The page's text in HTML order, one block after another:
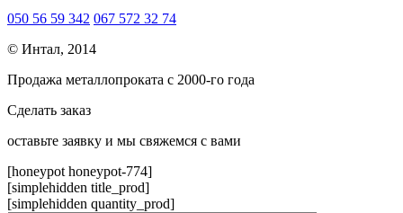
050 56 59 342 067 572 32 74
© Интал, 2014
Продажа металлопроката с 2000-го года
Сделать заказ
оcтавьте заявку и мы свяжемся с вами
[honeypot honeypot-774]
[simplehidden title_prod]
[simplehidden quantity_prod]